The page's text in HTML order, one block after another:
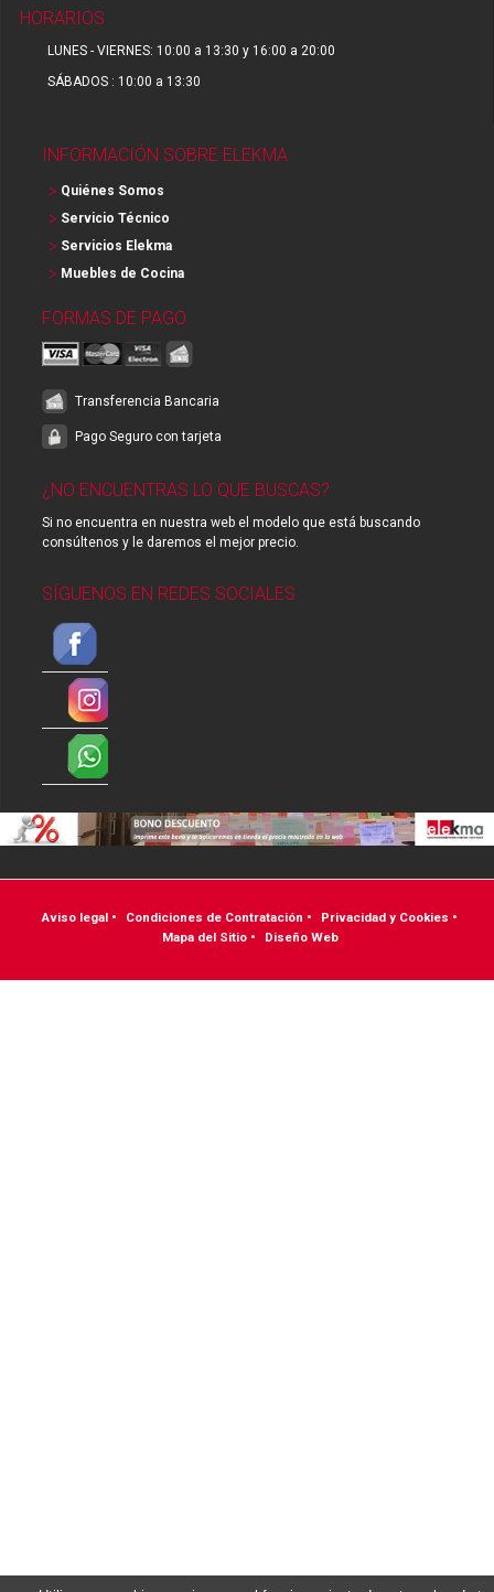
HORARIOS
LUNES - VIERNES: 10:00 a 13:30 y 16:00 a 20:00
SÁBADOS : 10:00 a 13:30
INFORMACIÓN SOBRE ELEKMA
Quiénes Somos
Servicio Técnico
Servicios Elekma
Muebles de Cocina
FORMAS DE PAGO
Transferencia Bancaria
Pago Seguro con tarjeta
¿NO ENCUENTRAS LO QUE BUSCAS?
Si no encuentra en nuestra web el modelo que está buscando
consúltenos y le daremos el mejor precio.
SÍGUENOS EN REDES SOCIALES
Aviso legal • Condiciones de Contratación • Privacidad y Cookies •
Mapa del Sitio• Diseño Web